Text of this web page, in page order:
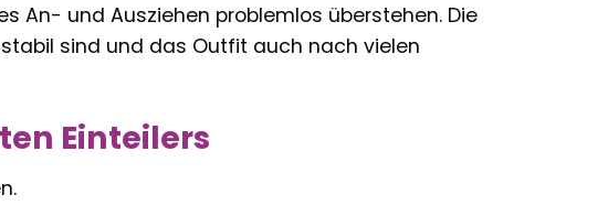
An- und Ausziehen problemlos überstehen. Die
sind und das Outfit auch nach vielen
Einteilers